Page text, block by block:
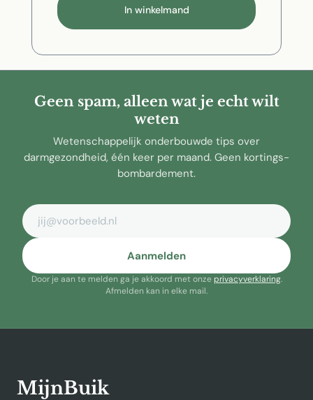
In winkelmand
Geen spam, alleen wat je echt wilt
weten
Wetenschappelijk onderbouwde tips over
darmgezondheid, één keer per maand. Geen kortings-
bombardement.
E-mailadres
Aanmelden
Door je aan te melden ga je akkoord met onzeprivacyverklaring.
Afmelden kan in elke mail.
MijnBuik